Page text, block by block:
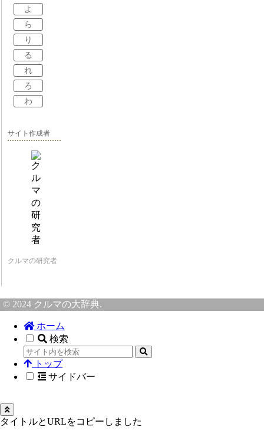
よ
ら
り
る
れ
ろ
わ
サイト作成者
クルマの研究者
© 2024 クルマの大辞典.
ホーム
検索
トップ
サイドバー
タイトルとURLをコピーしました